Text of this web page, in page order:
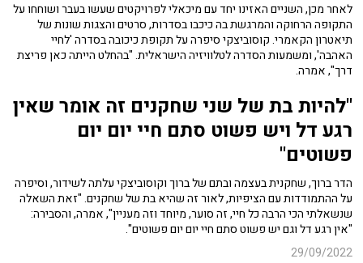
לאחר מכן, השניים האזינו יחד עם מיכאלי לפרויקטים שעשו בעבר ושוחחו על
התקופה הרחוקה והמרגשת בה כיכבו בסדרות, סרטים והצגות שונות של
תיאטרון הקאמרי. קוסוביצקי סיפרה על תקופת כיכובה בסדרה 'לחיי
האהבה', ומשמעות הסדרה לטלוויזיה הישראלית. "בהחלט הייתה כאן פריצת
דרך", אמרה.
"להיות בת של שני שחקנים זה אומר שאין
רגע דל ויש פשוט סתם חיי יום יום
פשוטים"
הדר ברוך, שחקנית בעצמה ובתם של ברוך וקוסוביצקי עלתה לשידור, וסיפרה
על ההתמודדות עם הציפיות, לאור זה שהיא בת של שחקנים. "זאת השאלה
שנשאלתי הכי הרבה כל חיי, זה סוער, מיוחד וזה מעניין", אמרה, והסבירה:
"אין רגע דל וגם יש פשוט סתם חיי יום יום פשוטים".
29/09/2022